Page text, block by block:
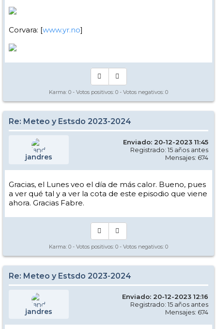
Corvara: [www.yr.no]
Karma: 0 - Votos positivos: 0 - Votos negativos: 0
Re: Meteo y Estsdo 2023-2024
jandres
Enviado: 20-12-2023 11:45
Registrado: 15 años antes
Mensajes: 674
Gracias, el Lunes veo el día de más calor. Bueno, pues
a ver qué tal y a ver la cota de este episodio que viene
ahora. Gracias Fabre.
Karma: 0 - Votos positivos: 0 - Votos negativos: 0
Re: Meteo y Estsdo 2023-2024
jandres
Enviado: 20-12-2023 12:16
Registrado: 15 años antes
Mensajes: 674